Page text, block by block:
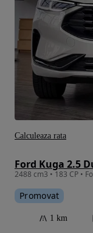
2488 cm3 • 183 CP •
Promovat
1 km
Calculeaza rata